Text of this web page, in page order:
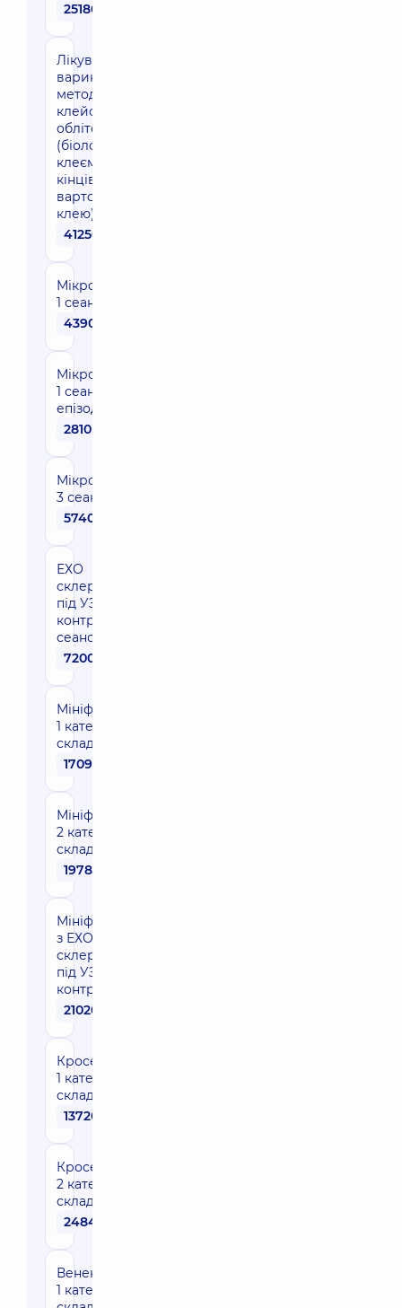
25180 грн
Лікування
варикозу
методом
клейової
облітерації
(біологічним
клеєм) 1
кінцівку (без
вартості
клею)
41250 грн
Мікросклеротерапія
1 сеанс 1 кінцівка
4390 грн
Мікросклеротерапія
1 сеанс в межах
епізоду лікування
2810 грн
Мікросклеротерапія
3 сеанси 1 кінцівка
5740 грн
ЕХО
склеротерапія
під УЗ
контролем, 1
сеанс
7200 грн
Мініфлебектомія
1 категорії
складності
17090 грн
Мініфлебектомія
2 категорії
складності
19780 грн
Мініфлебектомія
з ЕХО
склеротерапією
під УЗ
контролем
21020 грн
Кросектомія
1 категорії
складності
13720 грн
Кросектомія
2 категорії
складності
24840 грн
Венектомія
1 категорії